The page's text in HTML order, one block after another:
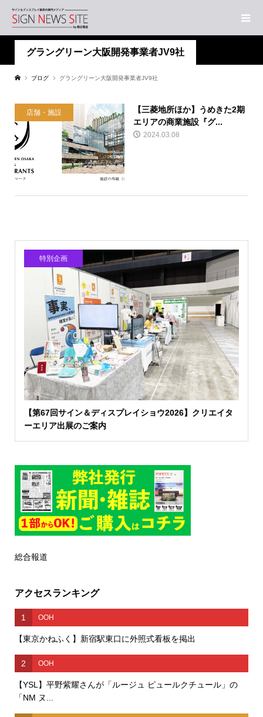
グラングリーン大阪開発事業者JV9社
ブログ グラングリーン大阪開発事業者JV9社
店舗・施設
【三菱地所ほか】うめきた2期
エリアの商業施設『グ...
2024.03.08
特別企画
【第67回サイン＆ディスプレイショウ2026】クリエイタ
ーエリア出展のご案内
総合報道
アクセスランキング
1 OOH
【東京かねふく】新宿駅東口に外照式看板を掲出
2 OOH
【YSL】平野紫耀さんが「ルージュ ピュールクチュール」の
「NM ヌ...